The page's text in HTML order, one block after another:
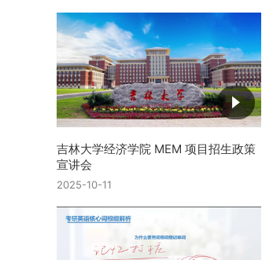
吉林大学经济学院 MEM 项目招生政策
宣讲会
2025-10-11